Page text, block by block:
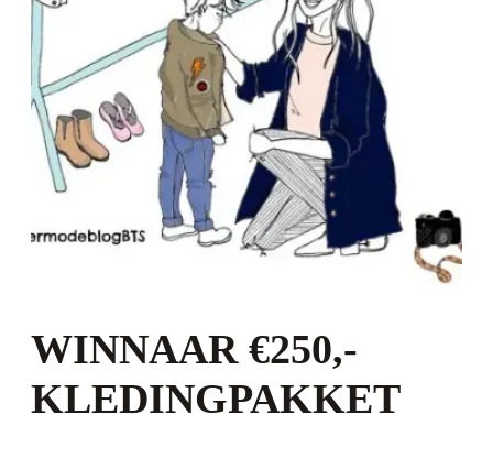
WINNAAR €250,-
KLEDINGPAKKET